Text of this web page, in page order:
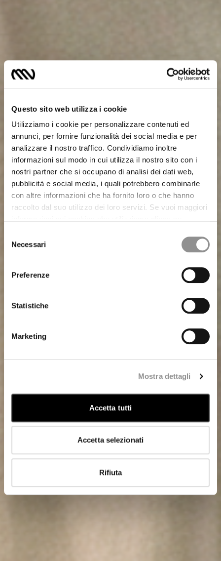
Questo sito web utilizza i cookie
Utilizziamo i cookie per personalizzare contenuti ed
annunci, per fornire funzionalità dei social media e per
analizzare il nostro traffico. Condividiamo inoltre
informazioni sul modo in cui utilizza il nostro sito con i
nostri partner che si occupano di analisi dei dati web,
pubblicità e social media, i quali potrebbero combinarle
con altre informazioni che ha fornito loro o che hanno
raccolto dal suo utilizzo dei loro servizi. Se vuoi maggiori
selezionando i cookie che si intende accettare dai
pulsanti sotto. Potrai revocare in qualsiasi momento il
cliccando sul widget in basso a sinistra nel nostro sito.
delNecessari
Preferenze
Statistiche
Marketing
Mostra dettagli
Accetta tutti
Accetta selezionati
Rifiuta
CHAPTER-15 SETA/NYLON